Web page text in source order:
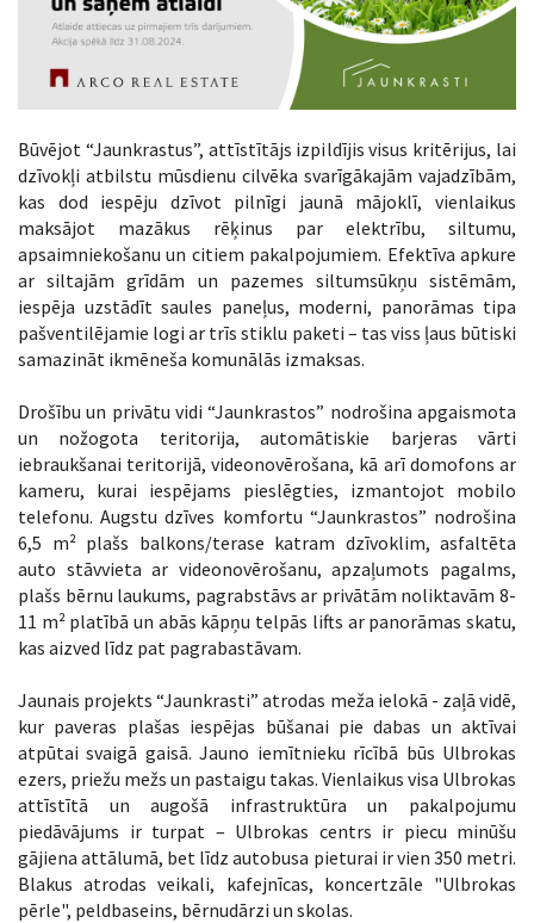
Būvējot “Jaunkrastus”, attīstītājs izpildījis visus kritērijus, lai
dzīvokļi atbilstu mūsdienu cilvēka svarīgākajām vajadzībām,
kas dod iespēju dzīvot pilnīgi jaunā mājoklī, vienlaikus
maksājot mazākus rēķinus par elektrību, siltumu,
apsaimniekošanu un citiem pakalpojumiem. Efektīva apkure
ar siltajām grīdām un pazemes siltumsūkņu sistēmām,
iespēja uzstādīt saules paneļus, moderni, panorāmas tipa
pašventilējamie logi ar trīs stiklu paketi – tas viss ļaus būtiski
samazināt ikmēneša komunālās izmaksas.
Drošību un privātu vidi “Jaunkrastos” nodrošina apgaismota
un nožogota teritorija, automātiskie barjeras vārti
iebraukšanai teritorijā, videonovērošana, kā arī domofons ar
kameru, kurai iespējams pieslēgties, izmantojot mobilo
telefonu. Augstu dzīves komfortu “Jaunkrastos” nodrošina
6,5 m² plašs balkons/terase katram dzīvoklim, asfaltēta
auto stāvvieta ar videonovērošanu, apzaļumots pagalms,
plašs bērnu laukums, pagrabstāvs ar privātām noliktavām 8-
11 m² platībā un abās kāpņu telpās lifts ar panorāmas skatu,
kas aizved līdz pat pagrabastāvam.
Jaunais projekts “Jaunkrasti” atrodas meža ielokā - zaļā vidē,
kur paveras plašas iespējas būšanai pie dabas un aktīvai
atpūtai svaigā gaisā. Jauno iemītnieku rīcībā būs Ulbrokas
ezers, priežu mežs un pastaigu takas. Vienlaikus visa Ulbrokas
attīstītā un augošā infrastruktūra un pakalpojumu
piedāvājums ir turpat – Ulbrokas centrs ir piecu minūšu
gājiena attālumā, bet līdz autobusa pieturai ir vien 350 metri.
Blakus atrodas veikali, kafejnīcas, koncertzāle "Ulbrokas
pērle", peldbaseins, bērnudārzi un skolas.